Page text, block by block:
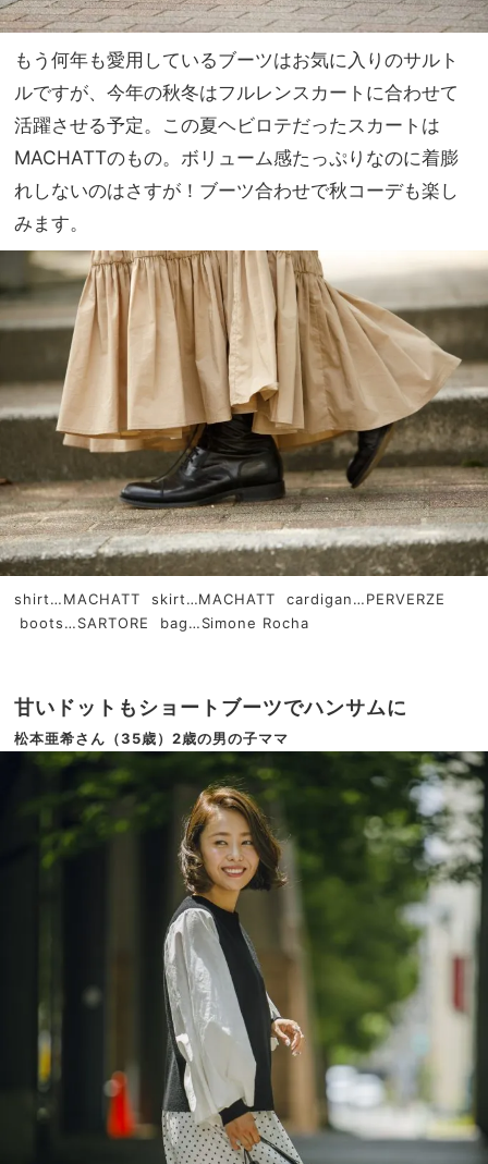
もう何年も愛用しているブーツはお気に入りのサルト
ルですが、今年の秋冬はフルレンスカートに合わせて
活躍させる予定。この夏ヘビロテだったスカートは
MACHATTのもの。ボリューム感たっぷりなのに着膨
れしないのはさすが！ブーツ合わせで秋コーデも楽し
みます。
shirt…MACHATT skirt…MACHATT cardigan…PERVERZE
boots…SARTORE bag…Simone Rocha
甘いドットもショートブーツでハンサムに
松本亜希さん（35歳）2歳の男の子ママ